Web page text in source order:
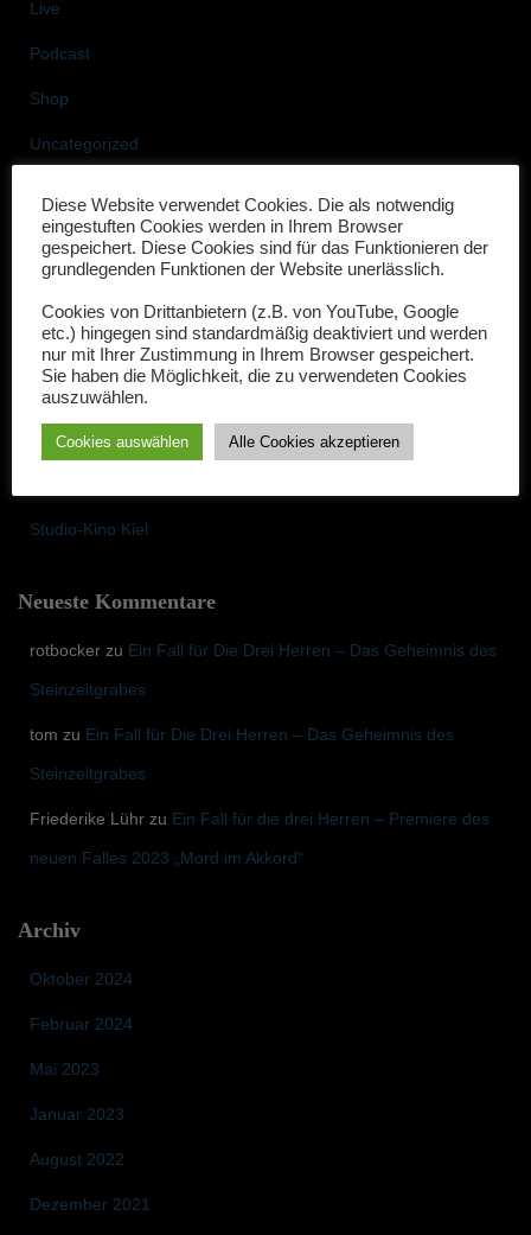
Live
Podcast
Shop
Uncategorized
Neueste Beiträge
Drei Herren-Drei Gänge: Ein kriminell-kulinarischer Abend
Termine, Termine…
Links zu den Veranstaltungen im Maritim Hotel Bellevue in Kiel
Neues Jahr, neue Termine
Studio-Kino Kiel
Neueste Kommentare
rotbocker zu Ein Fall für Die Drei Herren – Das Geheimnis des
Steinzeitgrabes
tom zu Ein Fall für Die Drei Herren – Das Geheimnis des
Steinzeitgrabes
Friederike Lühr zu Ein Fall für die drei Herren – Premiere des
neuen Falles 2023 „Mord im Akkord“
Archiv
Oktober 2024
Februar 2024
Mai 2023
Januar 2023
August 2022
Dezember 2021
Diese Website verwendet Cookies. Die als notwendig
eingestuften Cookies werden in Ihrem Browser
gespeichert. Diese Cookies sind für das Funktionieren der
grundlegenden Funktionen der Website unerlässlich.
Cookies von Drittanbietern (z.B. von YouTube, Google
etc.) hingegen sind standardmäßig deaktiviert und werden
nur mit Ihrer Zustimmung in Ihrem Browser gespeichert.
Sie haben die Möglichkeit, die zu verwendeten Cookies
auszuwählen.
Cookies auswählen Alle Cookies akzeptieren